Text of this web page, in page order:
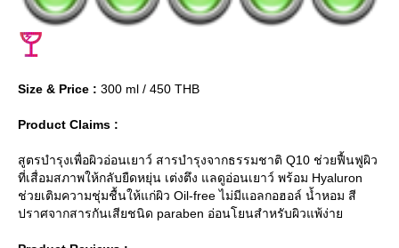
Size & Price : 300 ml / 450 THB
Product Claims :
สูตรบำรุงเพื่อผิวอ่อนเยาว์ สารบำรุงจากธรรมชาติ Q10 ช่วยฟื้นฟูผิว
ที่เสื่อมสภาพให้กลับยืดหยุ่น เต่งตึง แลดูอ่อนเยาว์ พร้อม Hyaluron
ช่วยเติมความชุ่มชื้นให้แก่ผิว Oil-free ไม่มีแอลกอฮอล์ น้ำหอม สี
ปราศจากสารกันเสียชนิด paraben อ่อนโยนสำหรับผิวแพ้ง่า